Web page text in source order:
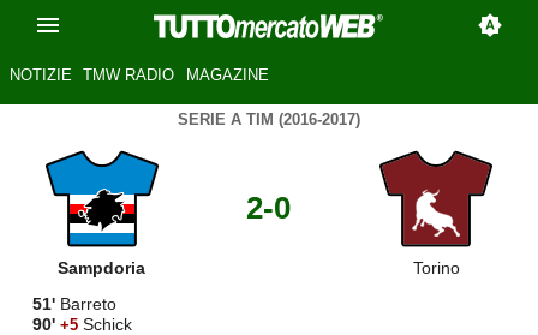
NOTIZIE TMW RADIO MAGAZINE
SERIE A TIM (2016-2017)
Sampdoria
2-0
Torino
51' Barreto
90' +5 Schick